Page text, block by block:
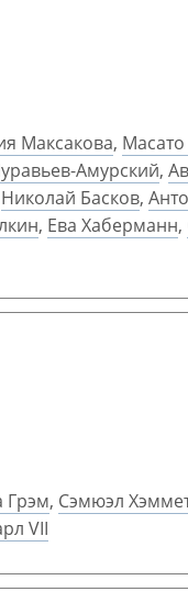
Максакова, Масато
Амурский,
Николай Басков,
, Ева Хаберманн,
Грэм, Сэмюэл
VII